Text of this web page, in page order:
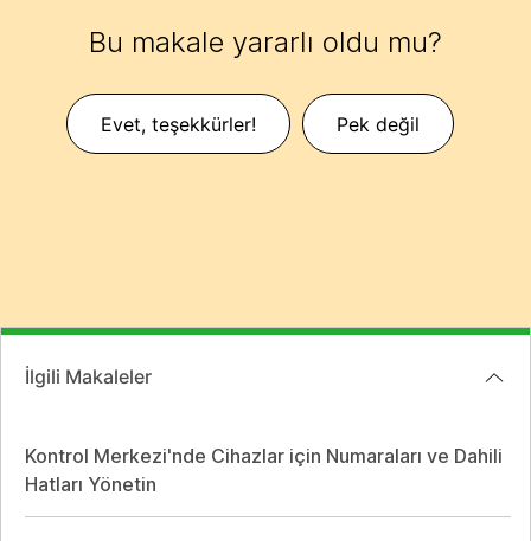
Bu makale yararlı oldu mu?
Evet, teşekkürler! Pek değil
İlgili Makaleler
Kontrol Merkezi'nde Cihazlar için Numaraları ve Dahili
Hatları Yönetin